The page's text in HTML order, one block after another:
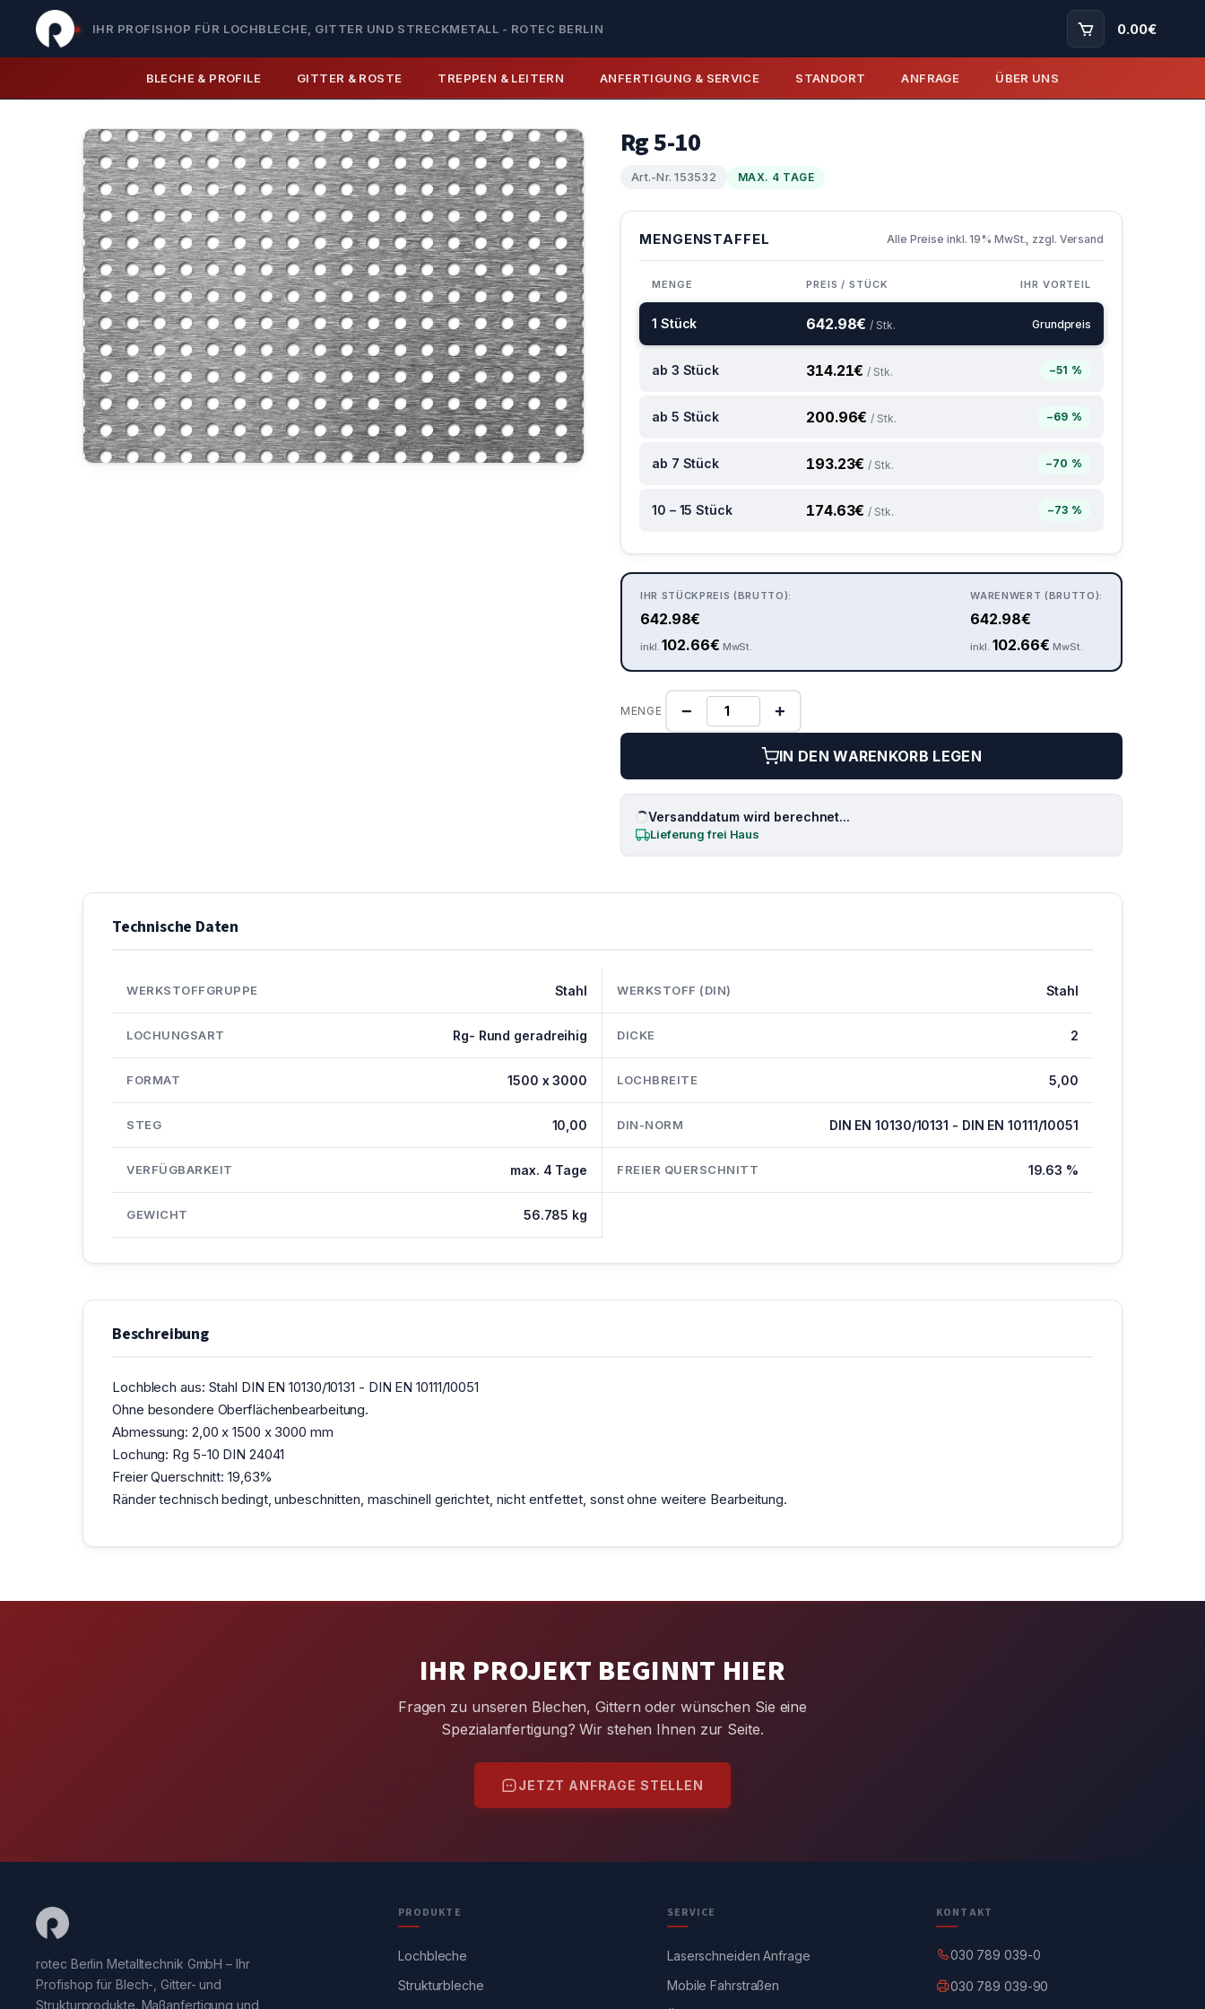
IHR PROFISHOP FÜR LOCHBLECHE, GITTER UND STRECKMETALL - ROTEC BERLIN 0.00€
BLECHE & PROFILE GITTER & ROSTE TREPPEN & LEITERN ANFERTIGUNG & SERVICE STANDORT ANFRAGE ÜBER UNS
Rg 5-10
Art.-Nr. 153532 MAX. 4 TAGE
MENGENSTAFFEL Alle Preise inkl. 19% MwSt., zzgl. Versand
MENGE PREIS / STÜCK IHR VORTEIL
1 Stück 642.98€ / Stk. Grundpreis
ab 3 Stück 314.21€ / Stk. −51 %
ab 5 Stück 200.96€ / Stk. −69 %
ab 7 Stück 193.23€ / Stk. −70 %
10 – 15 Stück 174.63€ / Stk. −73 %
IHR STÜCKPREIS (BRUTTO):
642.98€
inkl.102.66€ MwSt.
WARENWERT (BRUTTO):
642.98€
inkl. 102.66€ MwSt.
MENGE − +
IN DEN WARENKORB LEGEN
Versanddatum wird berechnet...
Lieferung frei Haus
Technische Daten
WERKSTOFFGRUPPE Stahl WERKSTOFF (DIN) Stahl
LOCHUNGSART Rg- Rund geradreihig DICKE 2
FORMAT 1500 x 3000 LOCHBREITE 5,00
STEG 10,00 DIN-NORM DIN EN 10130/10131 - DIN EN 10111/10051
VERFÜGBARKEIT max. 4 Tage FREIER QUERSCHNITT 19.63 %
GEWICHT 56.785 kg
Beschreibung
Lochblech aus: Stahl DIN EN 10130/10131 - DIN EN 10111/10051
Ohne besondere Oberflächenbearbeitung.
Abmessung: 2,00 x 1500 x 3000 mm
Lochung: Rg 5-10 DIN 24041
Freier Querschnitt: 19,63%
Ränder technisch bedingt, unbeschnitten, maschinell gerichtet, nicht entfettet, sonst ohne weitere Bearbeitung.
IHR PROJEKT BEGINNT HIER
Fragen zu unseren Blechen, Gittern oder wünschen Sie eine
Spezialanfertigung? Wir stehen Ihnen zur Seite.
JETZT ANFRAGE STELLEN
rotec Berlin Metalltechnik GmbH – Ihr
Profishop für Blech-, Gitter- und
Strukturprodukte. Maßanfertigung und
PRODUKTE
Lochbleche
Strukturbleche
SERVICE
Laserschneiden Anfrage
Mobile Fahrstraßen
KONTAKT
030 789 039-0
030 789 039-90